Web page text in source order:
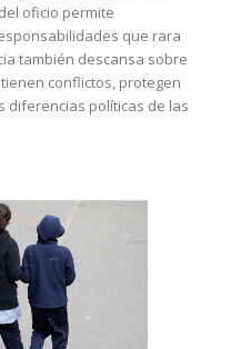
oficio permite
que rara
también descansa sobre
conflictos, protegen
diferencias políticas de las